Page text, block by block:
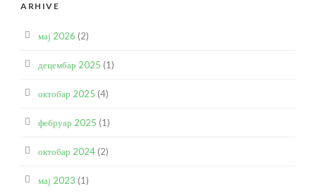
ARHIVE
мај 2026 (2)
децембар 2025 (1)
октобар 2025 (4)
фебруар 2025 (1)
октобар 2024 (2)
мај 2023 (1)